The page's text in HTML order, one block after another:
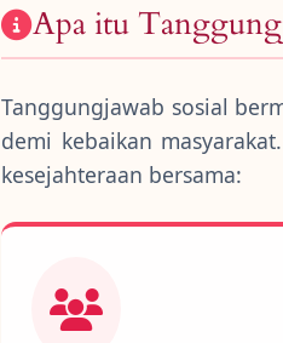
Apa itu
Tanggungjawab sosial
demi kebaikan
kesejahteraan bersama: